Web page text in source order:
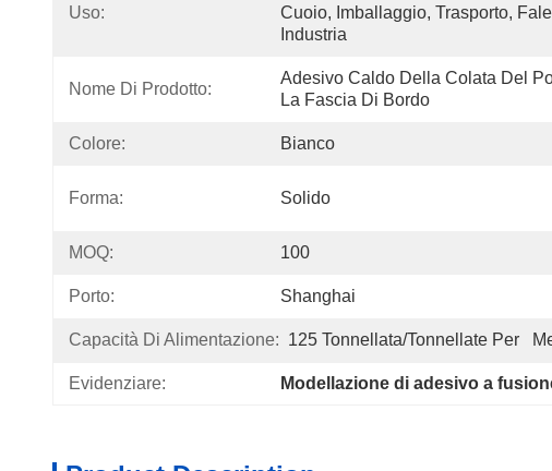
Uso:
Cuoio, Imballaggio, Trasporto,
Industria
Nome Di Prodotto:
Adesivo Caldo Della Colata Del
La Fascia Di Bordo
Colore: Bianco
Forma: Solido
MOQ: 100
Porto: Shanghai
Capacità Di Alimentazione: 125 Tonnellata/tonnellate Per
Evidenziare: Modellazione di adesivo a